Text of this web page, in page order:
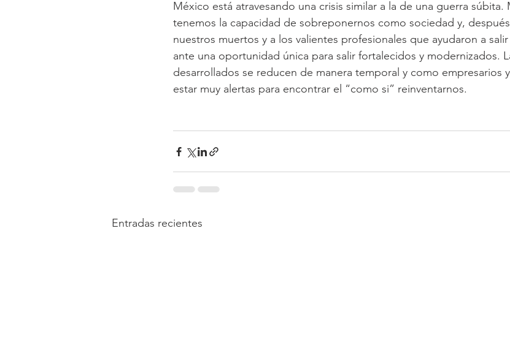
México está atravesando una crisis similar a la de una guerra súbita.
tenemos la capacidad de sobreponernos como sociedad y,
nuestros muertos y a los valientes profesionales que ayudaron a
ante una oportunidad única para salir fortalecidos y modernizados.
desarrollados se reducen de manera temporal y como empresarios
estar muy alertas para encontrar el “como si” reinventarnos.
Entradas recientes